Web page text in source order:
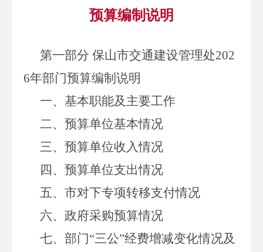
预算编制说明
第一部分 保山市交通建设管理处202
6年部门预算编制说明
一、基本职能及主要工作
二、预算单位基本情况
三、预算单位收入情况
四、预算单位支出情况
五、市对下专项转移支付情况
六、政府采购预算情况
七、部门“三公”经费增减变化情况及